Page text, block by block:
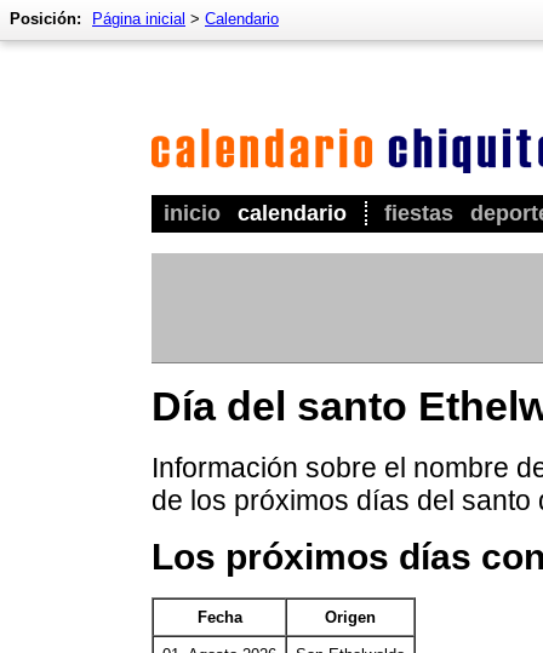
inicio calendario fiestas
Posición: Página inicial > Calendario
Día del santo
Información sobre el nombre
de los próximos días del santo
Los próximos días
Fecha Origen